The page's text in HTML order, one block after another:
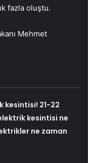
fazla oluştu.
Mehmet
kesintisi! 21-22
kesintisi ne
ne zaman